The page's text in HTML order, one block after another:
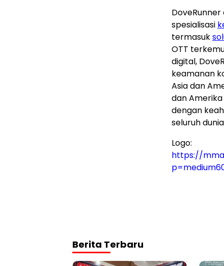
spesialisasi
termasuk
OTT
digital,
keamanan
Asia dan
dan
dengan
seluruh
Logo:
https://
Berita Terbaru